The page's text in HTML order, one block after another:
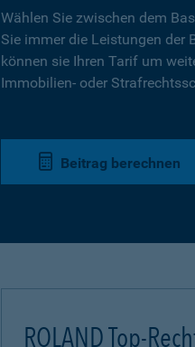
Wählen Sie zwischen dem
Sie immer die Leistungen der
können sie Ihren Tarif um
Immobilien- oder
Beitrag berechnen
ROLAND Top-